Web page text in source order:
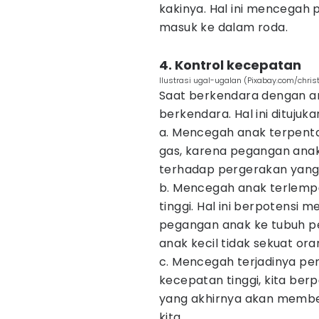
kakinya. Hal ini
masuk ke dalam roda.
4. Kontrol kecepatan
Ilustrasi ugal-ugalan (Pixabay.com/
Saat berkendara dengan
berkendara. Hal ini
a. Mencegah anak
gas, karena pegangan
terhadap pergerakan
b. Mencegah anak
tinggi. Hal ini berpotensi
pegangan anak ke tubuh
anak kecil tidak sekuat
c. Mencegah terjadinya
kecepatan tinggi, kita
yang akhirnya akan